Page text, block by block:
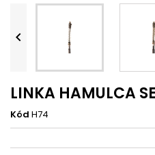


LINKA HAMULCA
Kód H74